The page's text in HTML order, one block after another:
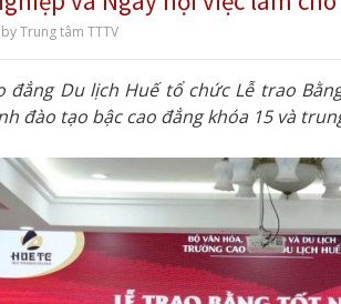
byTrung tâm TTTV
đẳng Du lịch Huế tổ chức Lễ trao
đào tạo bậc cao đẳng khóa 15 và